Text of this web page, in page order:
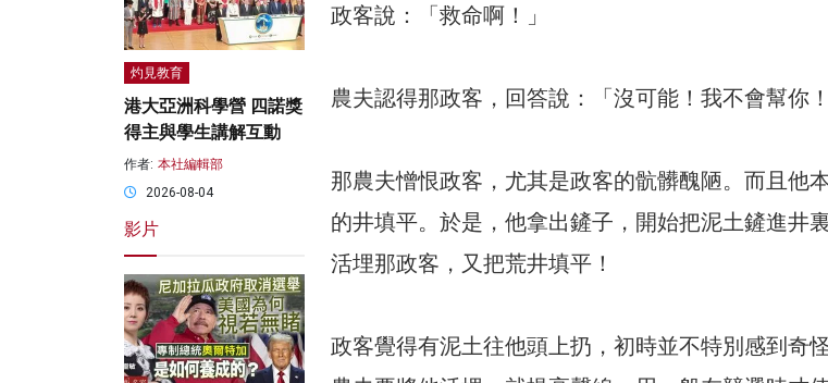
政客說：「救命啊！」
農夫認得那政客，回答說：「沒可能！我不會幫你！
那農夫憎恨政客，尤其是政客的骯髒醜陋。而且他
的井填平。於是，他拿出鏟子，開始把泥土鏟進井
活埋那政客，又把荒井填平！
政客覺得有泥土往他頭上扔，初時並不特別感到奇
灼見教育
港大亞洲科學營 四諾獎
得主與學生講解互動
作者: 本社編輯部
2026-08-04
影片